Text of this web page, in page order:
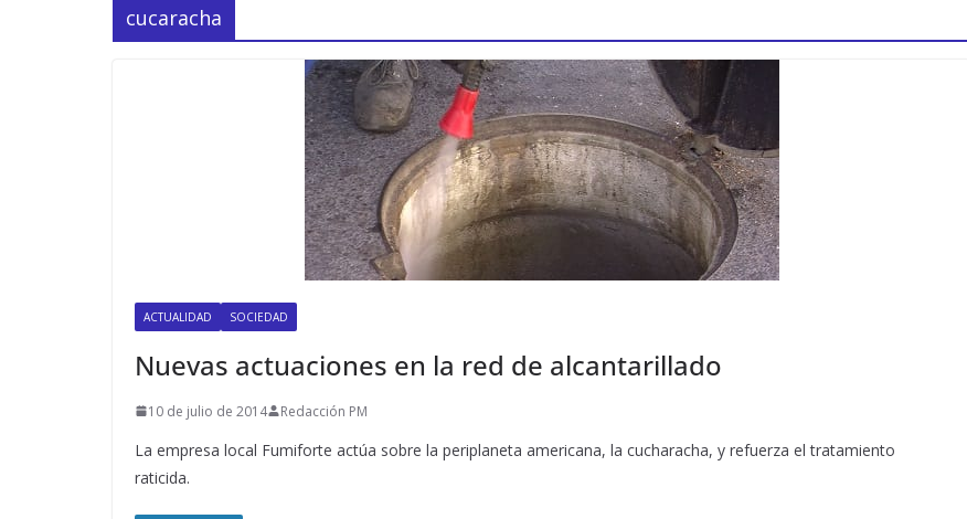
cucaracha
ACTUALIDAD SOCIEDAD
Nuevas actuaciones en la red de alcantarillado
10 de julio de 2014 Redacción PM
La empresa local Fumiforte actúa sobre la periplaneta americana, la cucharacha, y refuerza el tratamiento
raticida.